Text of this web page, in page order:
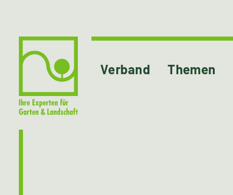
Verband Themen